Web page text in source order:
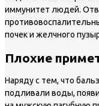
иммунитет людей.
почек и желчного
Плохие
Наряду с тем, что
подливали воды,